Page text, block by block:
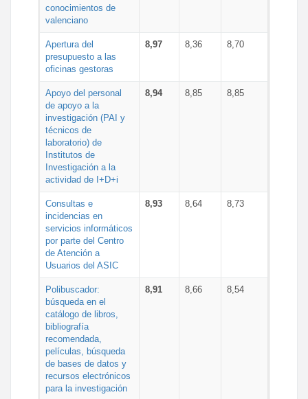
conocimientos de
valenciano
Apertura del
presupuesto a las
oficinas gestoras
8,97 8,36 8,70
Apoyo del personal
de apoyo a la
investigación (PAI y
técnicos de
laboratorio) de
Institutos de
Investigación a la
actividad de I+D+i
8,94 8,85 8,85
Consultas e
incidencias en
servicios informáticos
por parte del Centro
de Atención a
Usuarios del ASIC
8,93 8,64 8,73
Polibuscador:
búsqueda en el
catálogo de libros,
bibliografía
recomendada,
películas, búsqueda
de bases de datos y
recursos electrónicos
para la investigación
8,91 8,66 8,54